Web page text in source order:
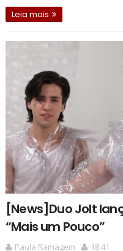
Leia mais
[News]Duo Jolt
“Mais um Pouco”
Paula Ramagem 18:41